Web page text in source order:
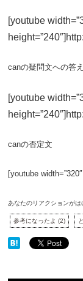
[youtube
canの疑問文への答
[youtube
canの否定文
[youtube
あなたのリアクションがは
参考になったよ(2)